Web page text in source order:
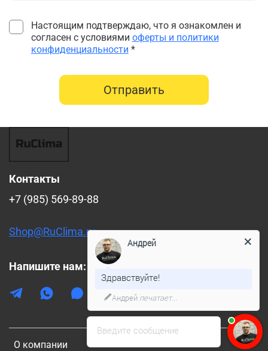
Настоящим подтверждаю, что я ознакомлен и
согласен с условиями оферты и политики
конфиденциальности *
Отправить
О компании
Контакты
+7 (985) 569-89-88
Shop@RuClima.ru
Напишите нам:
Введите сообщение
Андрей
Здравствуйте!
Андрей печатает...